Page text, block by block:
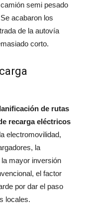
semi pesado
acabaron los
de la autovía
corto.
de rutas
recarga eléctricos
electromovilidad,
la
mayor inversión
el factor
por dar el paso
locales.